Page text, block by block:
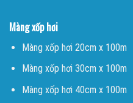
Màng xốp hơi
Màng xốp hơi 20cm x 100m
Màng xốp hơi 30cm x 100m
Màng xốp hơi 40cm x 100m